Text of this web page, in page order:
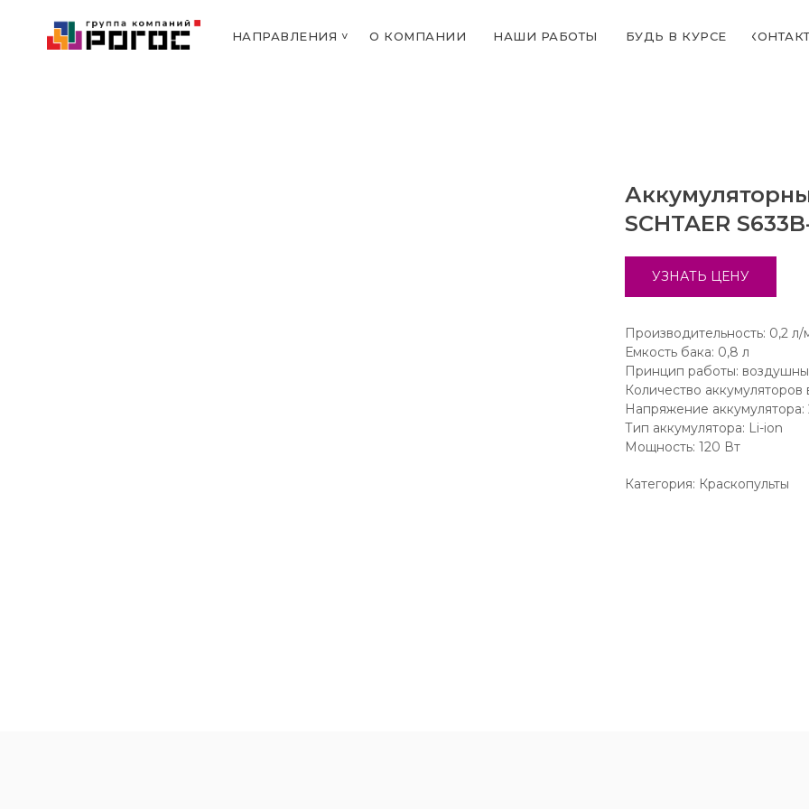
НАПРАВЛЕНИЯ ˅ О КОМПАНИИ НАШИ РАБОТЫ БУДЬ В КУРСЕ
SCHTAER
УЗНАТЬ ЦЕНУ
Производительность: 0,2 л/
Емкость бака: 0,8 л
Принцип работы:
Количество аккумуляторов
Напряжение
Тип аккумулятора: Li-ion
Мощность: 120 Вт
Категория: Краскопульты